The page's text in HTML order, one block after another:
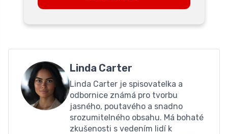
Linda Carter
Linda Carter je spisovatelka a
odbornice známá pro tvorbu
jasného, ​​poutavého a snadno
srozumitelného obsahu. Má bohaté
zkušenosti s vedením lidí k